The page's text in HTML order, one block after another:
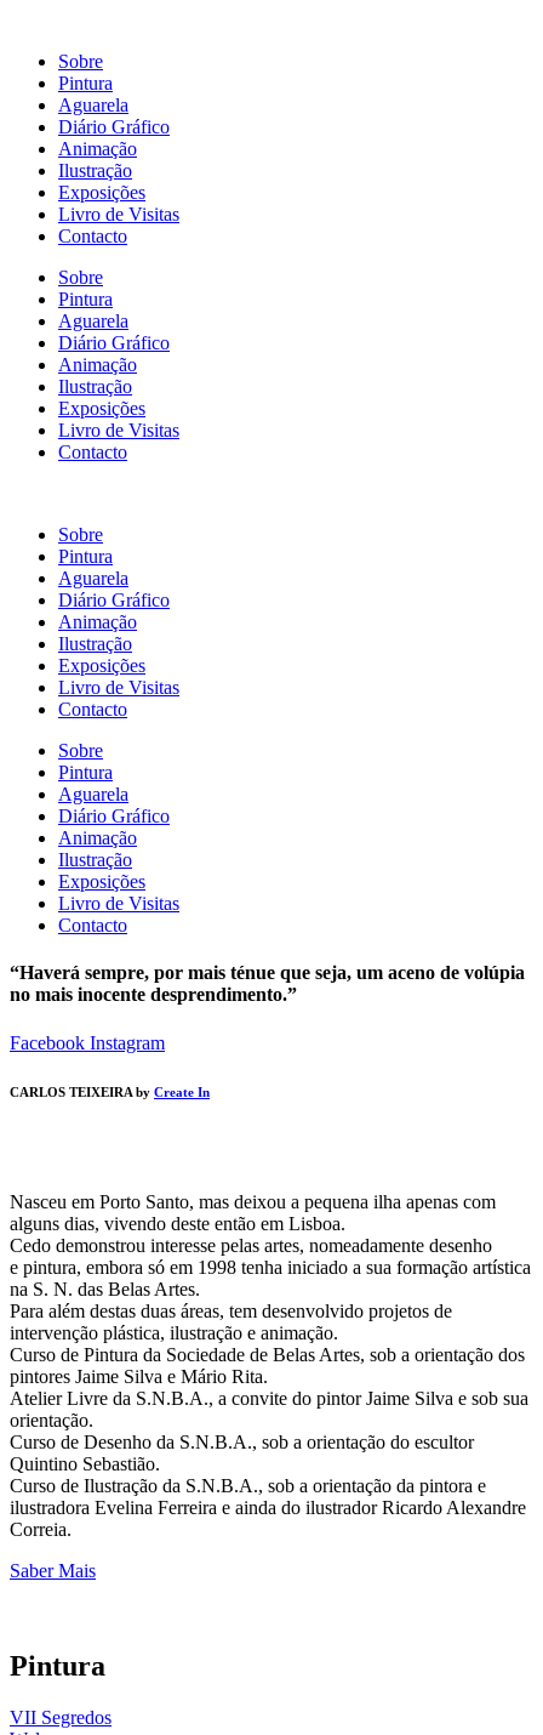
Sobre
Pintura
Aguarela
Diário Gráfico
Animação
Ilustração
Exposições
Livro de Visitas
Contacto
Sobre
Pintura
Aguarela
Diário Gráfico
Animação
Ilustração
Exposições
Livro de Visitas
Contacto
Sobre
Pintura
Aguarela
Diário Gráfico
Animação
Ilustração
Exposições
Livro de Visitas
Contacto
Sobre
Pintura
Aguarela
Diário Gráfico
Animação
Ilustração
Exposições
Livro de Visitas
Contacto
“Haverá sempre, por mais ténue que seja, um aceno de volúpia
no mais inocente desprendimento.”
Facebook Instagram
CARLOS TEIXEIRA by Create In
Nasceu em Porto Santo, mas deixou a pequena ilha apenas com
alguns dias, vivendo deste então em Lisboa.
Cedo demonstrou interesse pelas artes, nomeadamente desenho
e pintura, embora só em 1998 tenha iniciado a sua formação artística
na S. N. das Belas Artes.
Para além destas duas áreas, tem desenvolvido projetos de
intervenção plástica, ilustração e animação.
Curso de Pintura da Sociedade de Belas Artes, sob a orientação dos
pintores Jaime Silva e Mário Rita.
Atelier Livre da S.N.B.A., a convite do pintor Jaime Silva e sob sua
orientação.
Curso de Desenho da S.N.B.A., sob a orientação do escultor
Quintino Sebastião.
Curso de Ilustração da S.N.B.A., sob a orientação da pintora e
ilustradora Evelina Ferreira e ainda do ilustrador Ricardo Alexandre
Correia.
Saber Mais
Pintura
VII Segredos